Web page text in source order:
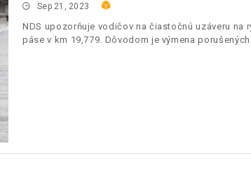
Sep 21, 2023
NDS upozorňuje vodičov na čiastočnú uzáveru na
páse v km 19,779. Dôvodom je výmena